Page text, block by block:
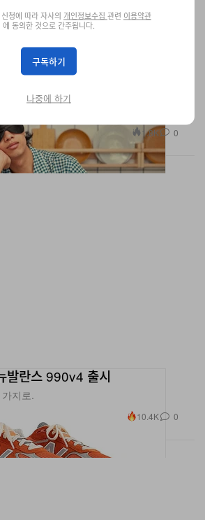
인 ‘오늘도, 잘 자요!’ 이벤트 런칭
1.8K 0
발란스 990v4 출시
지로.
10.4K 0
청에 따라 자사의 개인정보수집 관련 이용약관
에 동의한 것으로 간주됩니다.
구독하기
나중에 하기